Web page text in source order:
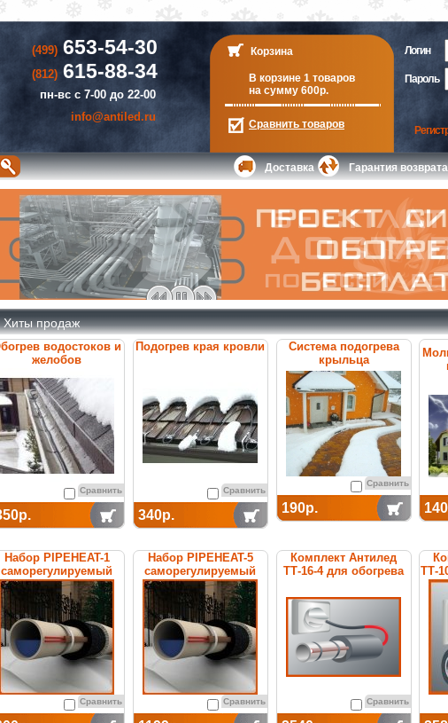
(499)653-54-30
(812)615-88-34
пн-вс с 7-00 до 22-00
info@antiled.ru
Корзина
В корзине 1 товаров
на сумму 600р.
Сравнить товаров
Логин
Пароль
Доставка Гарантия возврата
Хиты продаж
водостоков и
желобов
Сравнить
Подогрев края кровли
Сравнить
340р.
Система подогрева
крыльца
Сравнить
190р.
Набор PIPEHEAT-1
саморегулируемый
для обогрева
пластиковых труб
Сравнить
Набор PIPEHEAT-5
саморегулируемый
для обогрева
пластиковых труб
Сравнить
Комплект Антилед
ТТ-16-4 для обогрева
Сравнить
ТТ-